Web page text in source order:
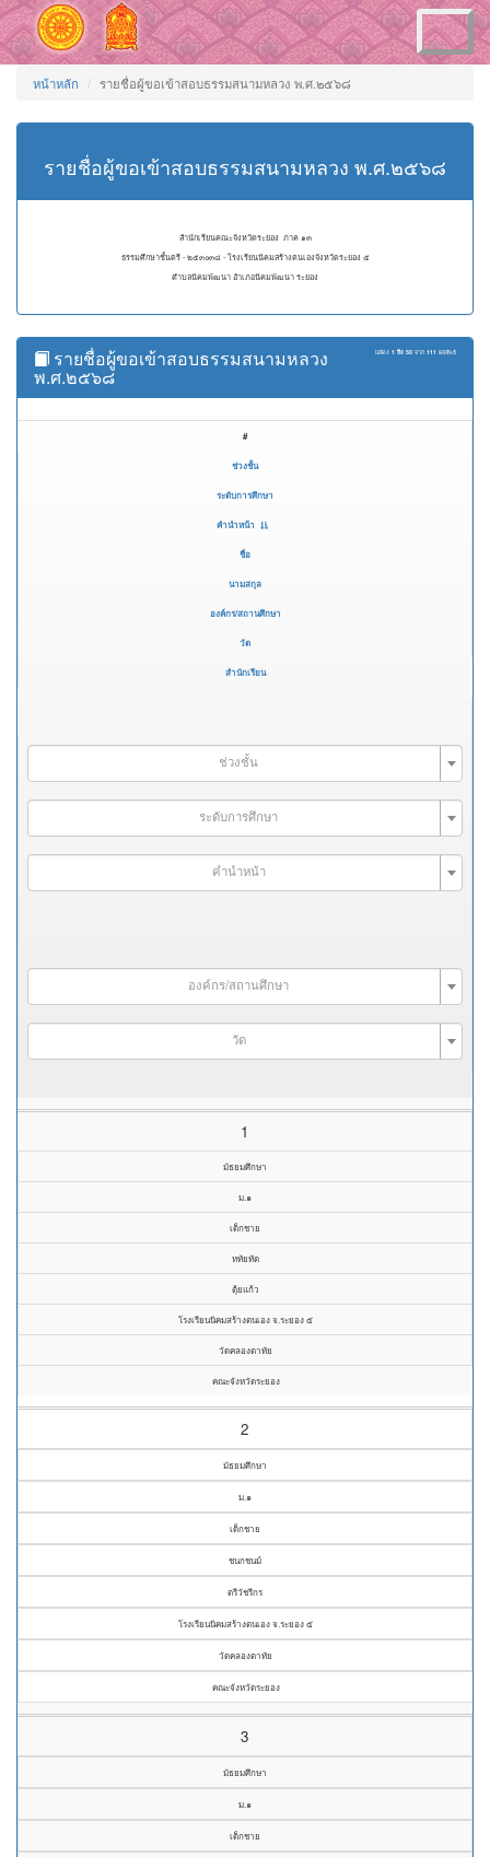
Toggle
navigation
หน้าหลัก รายชื่อผู้ขอเข้าสอบธรรมสนามหลวง พ.ศ.๒๕๖๘
รายชื่อผู้ขอเข้าสอบธรรมสนามหลวง พ.ศ.๒๕๖๘
สำนักเรียนคณะจังหวัดระยอง ภาค ๑๓
ธรรมศึกษาชั้นตรี - ๒๕๓๐๓๘ - โรงเรียนนิคมสร้างตนเองจังหวัดระยอง ๕
ตำบลนิคมพัฒนา อำเภอนิคมพัฒนา ระยอง
แสดง 1 ถึง 50 จาก 111 ผลลัพธ์
รายชื่อผู้ขอเข้าสอบธรรมสนามหลวง
พ.ศ.๒๕๖๘
#
ช่วงชั้น
ระดับการศึกษา
คำนำหน้า
ชื่อ
นามสกุล
องค์กร/สถานศึกษา
วัด
สำนักเรียน
ช่วงชั้น
ระดับการศึกษา
คำนำหน้า
องค์กร/สถานศึกษา
วัด
1
มัธยมศึกษา
ม.๑
เด็กชาย
หทัยทัต
ตุ้ยแก้ว
โรงเรียนนิคมสร้างตนเอง จ.ระยอง ๕
วัดคลองตาทัย
คณะจังหวัดระยอง
2
มัธยมศึกษา
ม.๑
เด็กชาย
ชนกชนม์
ตรีวัชรีกร
โรงเรียนนิคมสร้างตนเอง จ.ระยอง ๕
วัดคลองตาทัย
คณะจังหวัดระยอง
3
มัธยมศึกษา
ม.๑
เด็กชาย